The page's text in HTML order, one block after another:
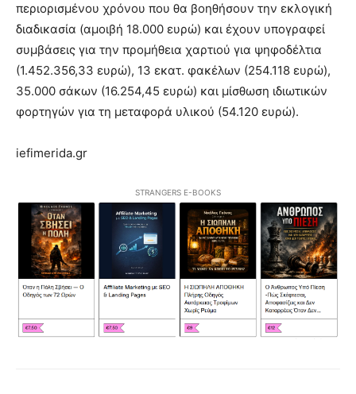
περιορισμένου χρόνου που θα βοηθήσουν την εκλογική
διαδικασία (αμοιβή 18.000 ευρώ) και έχουν υπογραφεί
συμβάσεις για την προμήθεια χαρτιού για ψηφοδέλτια
(1.452.356,33 ευρώ), 13 εκατ. φακέλων (254.118 ευρώ),
35.000 σάκων (16.254,45 ευρώ) και μίσθωση ιδιωτικών
φορτηγών για τη μεταφορά υλικού (54.120 ευρώ).
iefimerida.gr
STRANGERS E-BOOKS